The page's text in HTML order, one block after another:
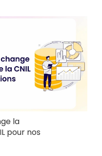
la
pour nos